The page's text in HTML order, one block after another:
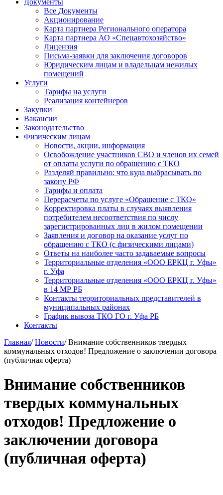
Все Документы
Акционирование
Карта партнера Регионального оператора
Карта партнера АО «Спецавтохозяйство»
Лицензия
Письма-заявки для заключения договоров
Юридическим лицам и владельцам нежилых
помещений
Услуги
Тарифы на услуги
Реализация контейнеров
Закупки
Вакансии
Законодательство
Физическим лицам
Новости, акции, информация
Освобождение участников СВО и членов их семей
от оплаты услуги по обращению с ТКО
Разделяй правильно: что куда выбрасывать по
закону РФ
Тарифы и оплата
Перерасчеты по услуге «Обращение с ТКО»
Корректировка платы в случаях выявления
потребителем несоответствия по числу
зарегистрированных лиц в жилом помещении
Заявления и договор на оказание услуг по
обращению с ТКО (с физическими лицами)
Ответы на наиболее часто задаваемые вопросы
Территориальные отделения «ООО ЕРКЦ г. Уфы»
г. Уфа
Территориальные отделения «ООО ЕРКЦ г. Уфы»
в 14 МР РБ
Контакты территориальных представителей в
муниципальных районах
График вывоза ТКО ГО г. Уфа РБ
Контакты
Главная/ Новости/ Внимание собственников твердых
коммунальных отходов! Предложение о заключении договора
(публичная оферта)
Внимание собственников
твердых коммунальных
отходов! Предложение о
заключении договора
(публичная оферта)